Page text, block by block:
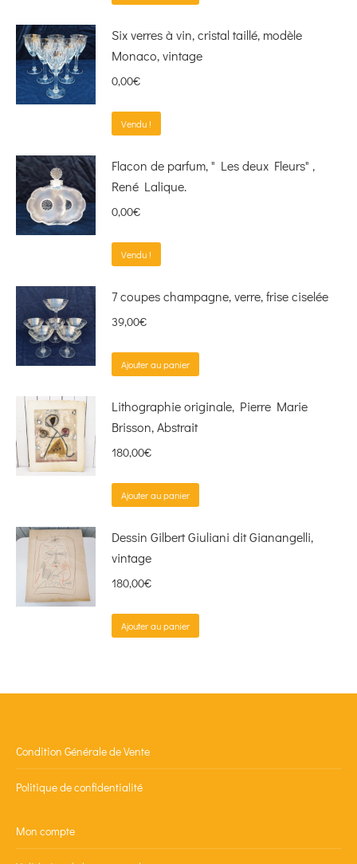
Six verres à vin, cristal taillé, modèle
Monaco, vintage
0,00€
Vendu !
Flacon de parfum, " Les deux Fleurs" ,
René Lalique.
0,00€
Vendu !
7 coupes champagne, verre, frise ciselée
39,00€
Ajouter au panier
Lithographie originale, Pierre Marie
Brisson, Abstrait
180,00€
Ajouter au panier
Dessin Gilbert Giuliani dit Gianangelli,
vintage
180,00€
Ajouter au panier
Condition Générale de Vente
Politique de confidentialité
Mon compte